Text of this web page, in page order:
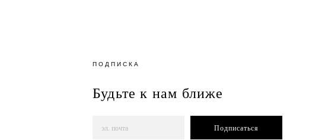
ПОДПИСКА
Будьте к нам ближе
Подписаться